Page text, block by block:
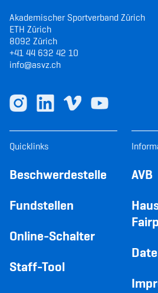
Akademischer Sportverband Zürich
ETH Zürich
8092 Zürich
+41 44 632 42 10
info@asvz.ch
Quicklinks
Beschwerdestelle
Fundstellen
Online-Schalter
Staff-Tool
AVB